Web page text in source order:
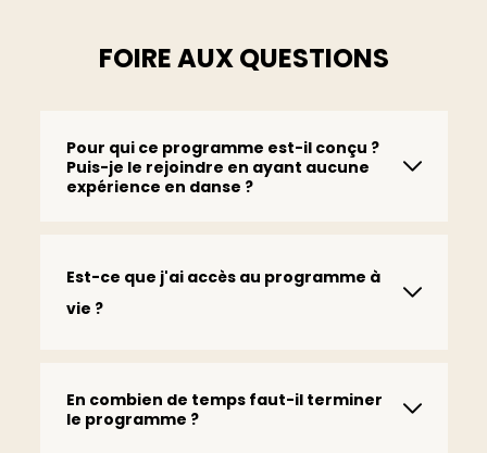
FOIRE AUX QUESTIONS
Pour qui ce programme est-il conçu ?
Puis-je le rejoindre en ayant aucune
expérience en danse ?
Est-ce que j'ai accès au programme à
vie ?
En combien de temps faut-il terminer
le programme ?